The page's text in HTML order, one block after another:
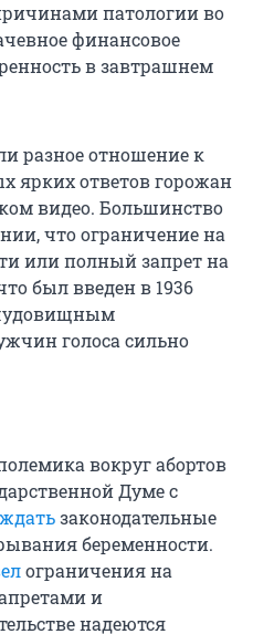
патологии во
финансовое
в завтрашнем
разное отношение к
ярких ответов горожан
видео. Большинство
что ограничение на
или полный запрет на
был введен в 1936
голоса сильно
вокруг абортов
Думе с
законодательные
беременности.
ограничения на
и
надеются